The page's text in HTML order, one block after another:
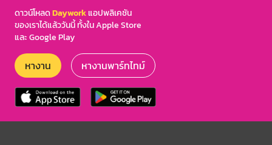
ดาวน์โหลดDayworkแอปพลิเคชัน
ของเราได้แล้ววันนี้ ทั้งใน Apple Store
และ Google Play
หางาน หางานพาร์ทไทม์